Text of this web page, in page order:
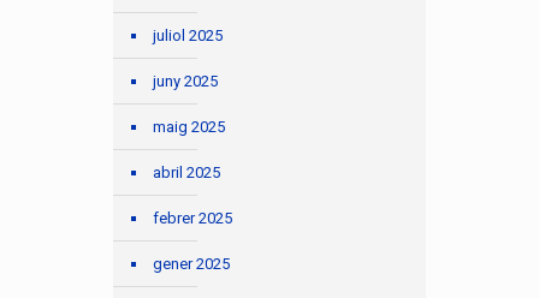
juliol 2025
juny 2025
maig 2025
abril 2025
febrer 2025
gener 2025